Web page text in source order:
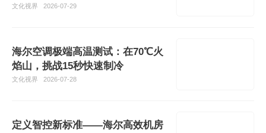
Agentic AI Summit技术大会
文化视界 2026-07-29
海尔空调极端高温测试：在70℃火
焰山，挑战15秒快速制冷
文化视界 2026-07-28
定义智控新标准——海尔高效机房